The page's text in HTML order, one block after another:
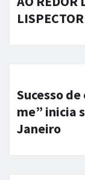
LISPECTOR
Sucesso
me” inicia
Janeiro